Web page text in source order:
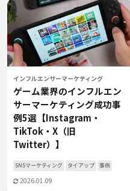
インフルエンサーマーケティング
ゲーム業界のインフルエン
サーマーケティング成功事
例5選【Instagram・
TikTok・X（旧
Twitter）】
SNSマーケティング タイアップ 事例
2026.01.09